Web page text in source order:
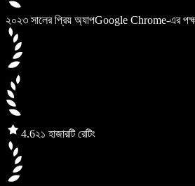
২০২৩ সালের প্রিয় অ্যাপGoogle Chrome-এর
4.6২১ হাজারটি রেটিং